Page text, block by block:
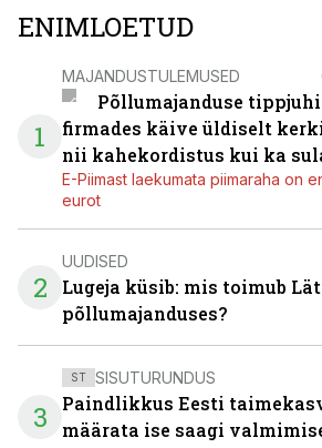
ENIMLOETUD
1
MAJANDUSTULEMUSED
Põllumajanduse
firmades käive üldiselt
nii kahekordistus kui ka
E-Piimast laekumata piimaraha on
eurot
2
UUDISED
Lugeja küsib: mis toimub
põllumajanduses?
3
ST SISUTURUNDUS
Paindlikkus Eesti
määrata ise saagi